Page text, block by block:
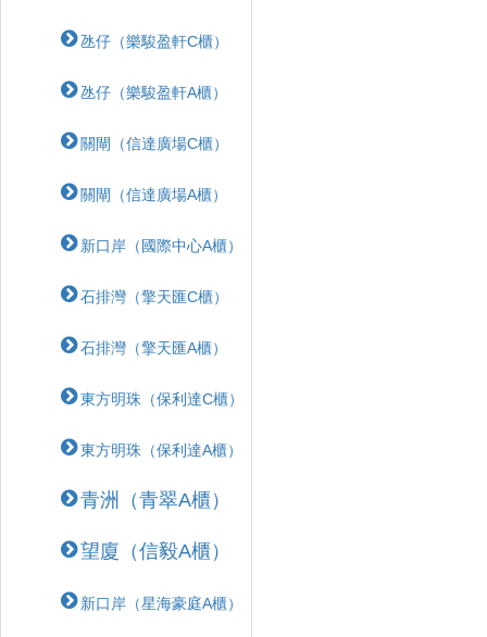
氹仔（樂駿盈軒C櫃）
氹仔（樂駿盈軒A櫃）
關閘（信達廣場C櫃）
關閘（信達廣場A櫃）
新口岸（國際中心A櫃）
石排灣（擎天匯C櫃）
石排灣（擎天匯A櫃）
東方明珠（保利達C櫃）
東方明珠（保利達A櫃）
青洲（青翠A櫃）
望廈（信毅A櫃）
新口岸（星海豪庭A櫃）